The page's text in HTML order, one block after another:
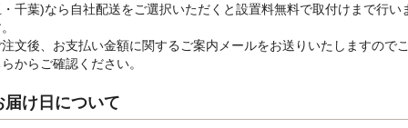
千葉)なら自社配送をご選択いただくと設置料無料で取付けまで行い
文後、お支払い金額に関するご案内メールをお送りいたしますので
からご確認ください。
届け日について